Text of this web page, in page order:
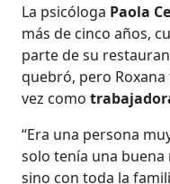
La psicóloga Paola
más de cinco años,
parte de su
quebró, pero
vez como
“Era una persona
solo tenía una
sino con toda la